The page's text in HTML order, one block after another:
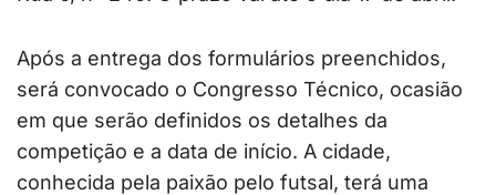
Após a entrega dos formulários preenchidos,
será convocado o Congresso Técnico, ocasião
em que serão definidos os detalhes da
competição e a data de início. A cidade,
conhecida pela paixão pelo futsal, terá uma